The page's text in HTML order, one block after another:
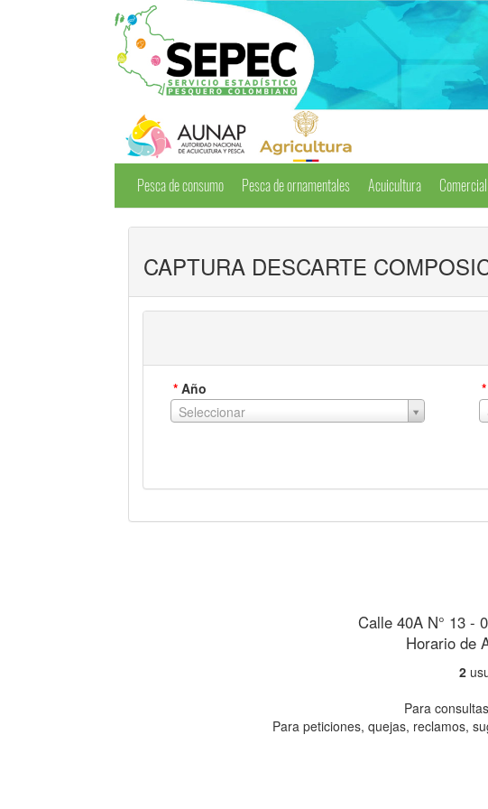
Pesca de consumo Pesca de ornamentales Acuicultura
CAPTURA DESCARTE
* Año
Seleccionar
*
Ver gráfica Ver tabla
Calle 40A N° 13 -
Horario de
2
Para
Para peticiones, quejas, reclamos,